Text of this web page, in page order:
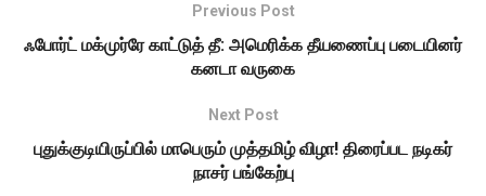
Previous Post
ஃபோர்ட் மக்முர்ரே காட்டுத் தீ: அமெரிக்க தீயணைப்பு படையினர்
கனடா வருகை
Next Post
புதுக்குடியிருப்பில் மாபெரும் முத்தமிழ் விழா! திரைப்பட நடிகர்
நாசர் பங்கேற்பு